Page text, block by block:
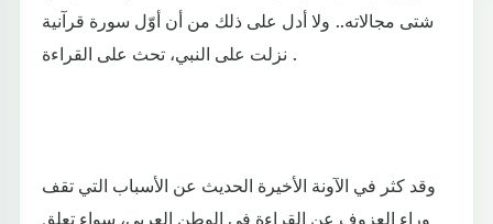
شتى مجالاته.. ولا أدل على ذلك من أن أوّل سورة قرآنية
نزلت على النبي، تحث على القراءة .
وقد كثر في الآونة الأخيرة الحديث عن الأسباب التي تقف
وراء العزوف عن القراءة في الوطن العربي، سواء تعلق